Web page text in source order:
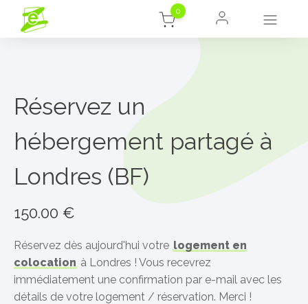
0
Réservez un
hébergement partagé à
Londres (BF)
150.00 €
Réservez dès aujourd'hui votre logement en
colocation à Londres ! Vous recevrez
immédiatement une confirmation par e-mail avec les
détails de votre logement / réservation. Merci !